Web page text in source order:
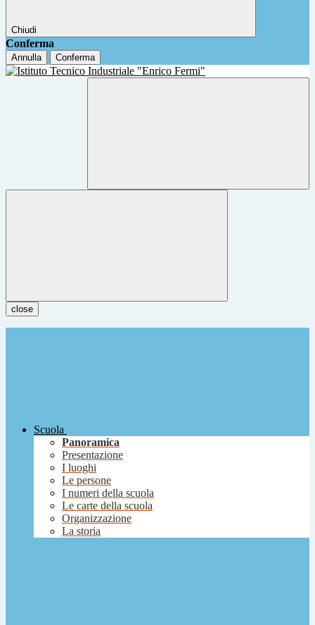
Chiudi
Conferma
Annulla Conferma
close
Scuola
Panoramica
Presentazione
I luoghi
Le persone
I numeri della scuola
Le carte della scuola
Organizzazione
La storia